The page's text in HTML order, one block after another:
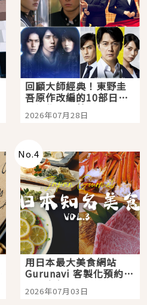
回顧大師經典！東野圭
吾原作改編的10部日本
影視作品推薦
2026年07月28日
No.4
用日本最大美食網站
Gurunavi 客製化預約九
大都市餐廳，打造專屬
美食體驗！
2026年07月03日